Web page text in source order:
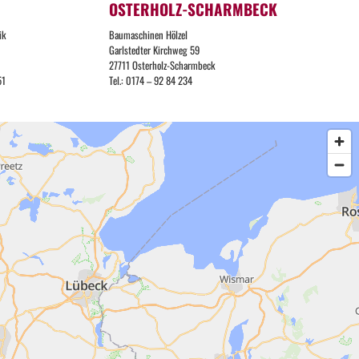
OSTERHOLZ-SCHARMBECK
Baumaschinen Hölzel
Garlstedter Kirchweg 59
27711 Osterholz-Scharmbeck
Tel.: 0174 – 92 84 234